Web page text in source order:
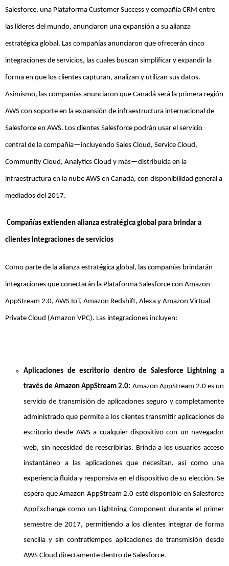
Salesforce, una Plataforma Customer Success y compañía CRM entre
las líderes del mundo, anunciaron una expansión a su alianza
estratégica global. Las compañías anunciaron que ofrecerán cinco
integraciones de servicios, las cuales buscan simplificar y expandir la
forma en que los clientes capturan, analizan y utilizan sus datos.
Asimismo, las compañías anunciaron que Canadá será la primera región
AWS con soporte en la expansión de infraestructura internacional de
Salesforce en AWS. Los clientes Salesforce podrán usar el servicio
central de la compañía—incluyendo Sales Cloud, Service Cloud,
Community Cloud, Analytics Cloud y más—distribuida en la
infraestructura en la nube AWS en Canadá, con disponibilidad general a
mediados del 2017.
Compañías extienden alianza estratégica global para brindar a
clientes integraciones de servicios
Como parte de la alianza estratégica global, las compañías brindarán
integraciones que conectarán la Plataforma Salesforce con Amazon
AppStream 2.0, AWS IoT, Amazon Redshift, Alexa y Amazon Virtual
Private Cloud (Amazon VPC). Las integraciones incluyen:
Aplicaciones de escritorio dentro de Salesforce Lightning a
través de Amazon AppStream 2.0: Amazon AppStream 2.0 es un
servicio de transmisión de aplicaciones seguro y completamente
administrado que permite a los clientes transmitir aplicaciones de
escritorio desde AWS a cualquier dispositivo con un navegador
web, sin necesidad de reescribirlas. Brinda a los usuarios acceso
instantáneo a las aplicaciones que necesitan, así como una
experiencia fluida y responsiva en el dispositivo de su elección. Se
espera que Amazon AppStream 2.0 esté disponible en Salesforce
AppExchange como un Lightning Component durante el primer
semestre de 2017, permitiendo a los clientes integrar de forma
sencilla y sin contratiempos aplicaciones de transmisión desde
AWS Cloud directamente dentro de Salesforce.